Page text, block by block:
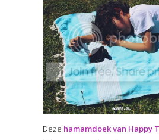
Deze hamamdoek van Happy